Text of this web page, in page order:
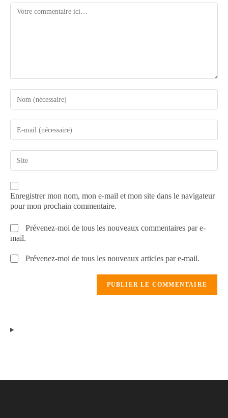
Enregistrer mon nom, mon e-mail et mon site dans le navigateur
pour mon prochain commentaire.
Prévenez-moi de tous les nouveaux commentaires par e-
mail.
Prévenez-moi de tous les nouveaux articles par e-mail.